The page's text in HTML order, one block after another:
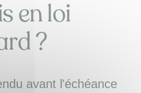
en loi
?
avant l'échéance